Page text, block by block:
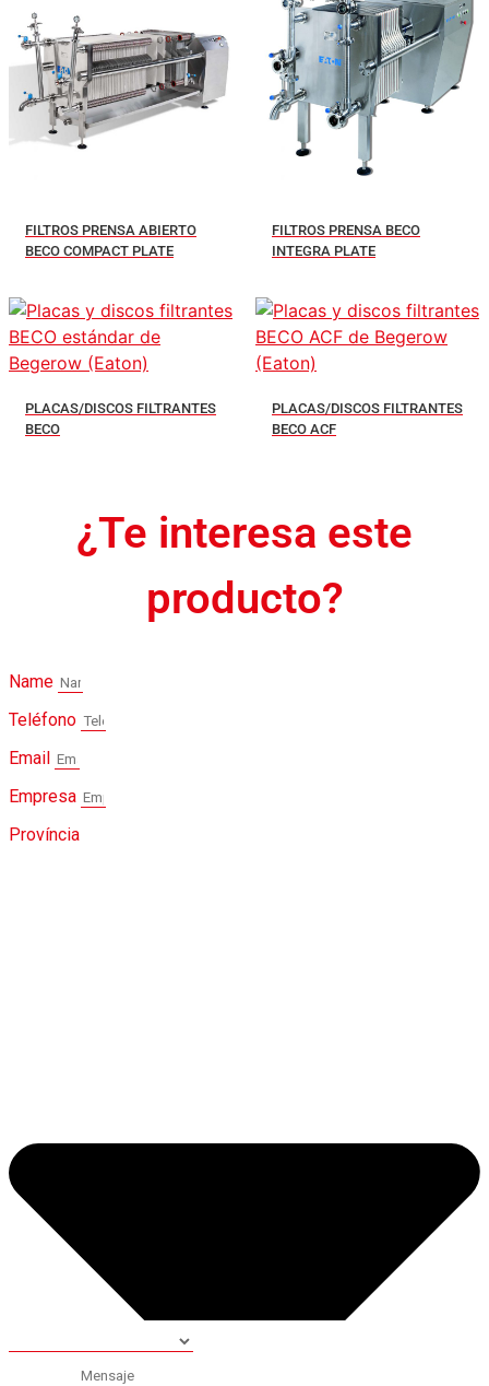
FILTROS PRENSA ABIERTO
BECO COMPACT PLATE
FILTROS PRENSA BECO
INTEGRA PLATE
PLACAS/DISCOS FILTRANTES
BECO
PLACAS/DISCOS FILTRANTES
BECO ACF
¿Te interesa este
producto?
Name
Teléfono
Email
Empresa
Província